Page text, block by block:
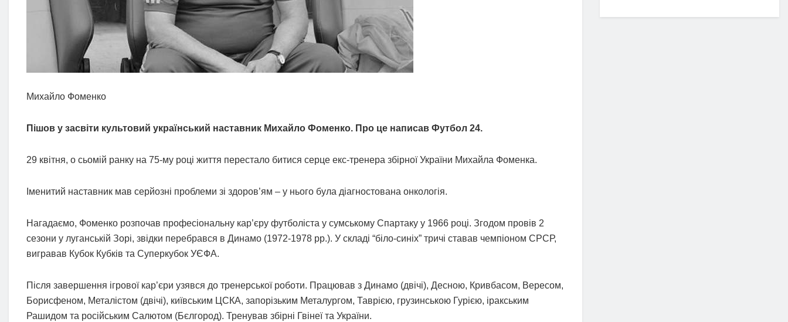
Михайло Фоменко
Пішов у засвіти культовий український наставник Михайло Фоменко. Про це написав Футбол 24.
29 квітня, о сьомій ранку на 75-му році життя перестало битися серце екс-тренера збірної України Михайла Фоменка.
Іменитий наставник мав серйозні проблеми зі здоров’ям – у нього була діагностована онкологія.
Нагадаємо, Фоменко розпочав професіональну кар’єру футболіста у сумському Спартаку у 1966 році. Згодом провів 2
сезони у луганській Зорі, звідки перебрався в Динамо (1972-1978 рр.). У складі “біло-синіх” тричі ставав чемпіоном СРСР,
вигравав Кубок Кубків та Суперкубок УЄФА.
Після завершення ігрової кар’єри узявся до тренерської роботи. Працював з Динамо (двічі), Десною, Кривбасом, Вересом,
Борисфеном, Металістом (двічі), київським ЦСКА, запорізьким Металургом, Таврією, грузинською Гурією, іракським
Рашидом та російським Салютом (Бєлгород). Тренував збірні Гвінеї та України.